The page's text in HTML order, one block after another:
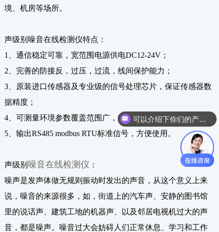
境、机房等场所。
声级别噪音在线检测仪特点：
1、通信稳定可靠，宽范围电源供电DC12-24V；
2、完善的防接反，过压，过流，线间保护能力；
3、原装进口传感器及专业级的信号处理芯片，保证传感器数
据精度；
4、可测量环境参数覆盖范围广，能满足各种检测环境需求；
5、输出RS485 modbus RTU标准信号，方便使用。
声级别 噪音在线检测仪 ：
噪声是发声体做无规则振动时发出的声音，从这个意义上来
说，噪音的来源很多，如，街道上的汽车声、安静的图书馆
里的说话声、建筑工地的机器声、以及邻居电视机过大的声
音，都是噪声。噪音过大会妨碍人们正常休息、学习和工作
可以介绍下你们的产品么？
你们是怎么收费的呢？